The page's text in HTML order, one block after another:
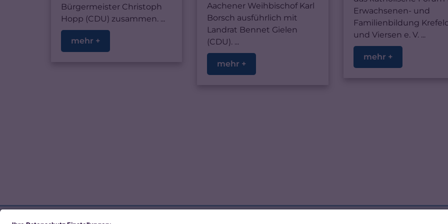
Bürgermeister Christoph
Hopp (CDU) zusammen. ...
mehr +
Aachener Weihbischof Karl
Borsch ausführlich mit
Landrat Bennet Gielen
(CDU). ...
mehr +
Erwachsenen- und
Familienbildung
und Viersen e. V. ...
mehr +